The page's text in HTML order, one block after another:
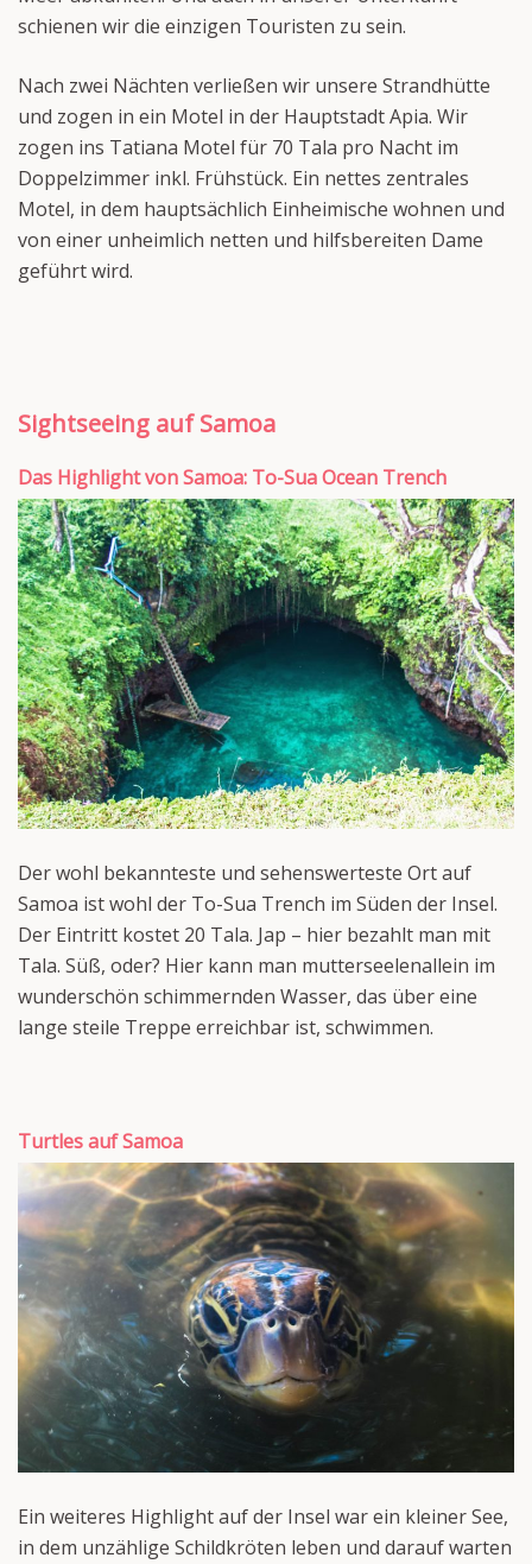
schienen wir die einzigen Touristen zu sein.
Nach zwei Nächten verließen wir unsere Strandhütte
und zogen in ein Motel in der Hauptstadt Apia. Wir
zogen ins Tatiana Motel für 70 Tala pro Nacht im
Doppelzimmer inkl. Frühstück. Ein nettes zentrales
Motel, in dem hauptsächlich Einheimische wohnen und
von einer unheimlich netten und hilfsbereiten Dame
geführt wird.
Sightseeing auf Samoa
Das Highlight von Samoa: To-Sua Ocean Trench
Der wohl bekannteste und sehenswerteste Ort auf
Samoa ist wohl der To-Sua Trench im Süden der Insel.
Der Eintritt kostet 20 Tala. Jap – hier bezahlt man mit
Tala. Süß, oder? Hier kann man mutterseelenallein im
wunderschön schimmernden Wasser, das über eine
lange steile Treppe erreichbar ist, schwimmen.
Turtles auf Samoa
Ein weiteres Highlight auf der Insel war ein kleiner See,
in dem unzählige Schildkröten leben und darauf warten